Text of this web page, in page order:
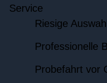
Service
Riesige
Professionelle
Probefahrt vor